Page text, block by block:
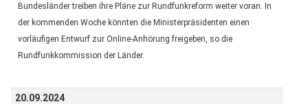
Bundesländer treiben ihre Pläne zur Rundfunkreform weiter voran. In
der kommenden Woche könnten die Ministerpräsidenten einen
vorläufigen Entwurf zur Online-Anhörung freigeben, so die
Rundfunkkommission der Länder.
20.09.2024